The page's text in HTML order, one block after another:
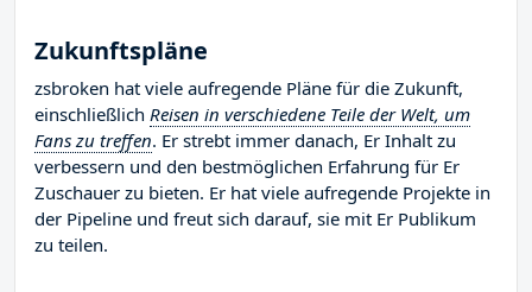
Zukunftspläne
zsbroken hat viele aufregende Pläne für die Zukunft,
einschließlich Reisen in verschiedene Teile der Welt, um
Fans zu treffen. Er strebt immer danach, Er Inhalt zu
verbessern und den bestmöglichen Erfahrung für Er
Zuschauer zu bieten. Er hat viele aufregende Projekte in
der Pipeline und freut sich darauf, sie mit Er Publikum
zu teilen.